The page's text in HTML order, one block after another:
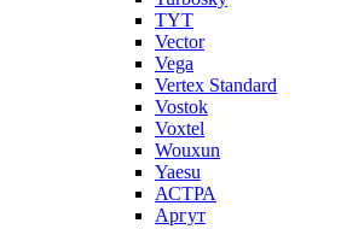
TYT
Vector
Vega
Vertex Standard
Vostok
Voxtel
Wouxun
Yaesu
АСТРА
Аргут